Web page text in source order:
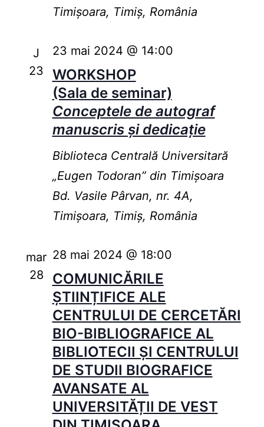
Timișoara, Timiș, România
J
23
WORKSHOP
(Sala de seminar)
Conceptele de autograf
manuscris și dedicație
23 mai 2024 @ 14:00
Biblioteca Centrală Universitară
„Eugen Todoran” din Timişoara
Bd. Vasile Pârvan, nr. 4A,
Timișoara, Timiș, România
mar
28
COMUNICĂRILE
ȘTIINȚIFICE ALE
CENTRULUI DE CERCETĂRI
BIO-BIBLIOGRAFICE AL
BIBLIOTECII ȘI CENTRULUI
DE STUDII BIOGRAFICE
AVANSATE AL
UNIVERSITĂȚII DE VEST
28 mai 2024 @ 18:00